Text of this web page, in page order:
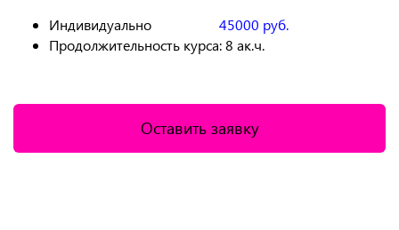
Индивидуально 45000 руб.
Продолжительность курса: 8 ак.ч.
Оставить заявку